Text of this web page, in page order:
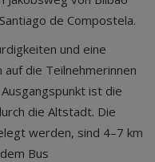
de Compostela.
und eine
die Teilnehmerinnen
ist die
die Altstadt. Die
werden, sind 4–7 km
Bus